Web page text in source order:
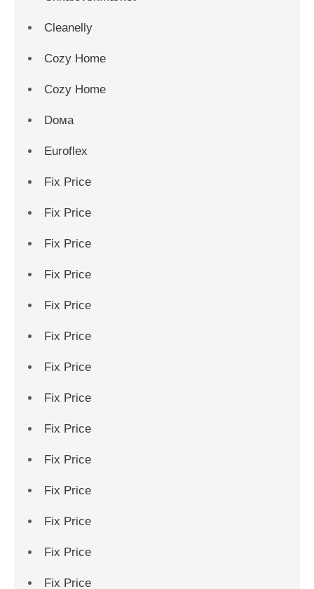
Cleanelly
Cozy Home
Cozy Home
Dома
Euroflex
Fix Price
Fix Price
Fix Price
Fix Price
Fix Price
Fix Price
Fix Price
Fix Price
Fix Price
Fix Price
Fix Price
Fix Price
Fix Price
Fix Price